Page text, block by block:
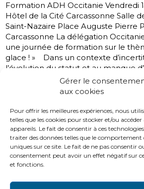
Gérer le
aux cookies
Pour offrir les meilleures expériences, nous
telles que les cookies pour stocker et/ou
appareils. Le fait de consentir à ces
traiter des données telles que le
uniques sur ce site. Le fait de ne pas consentir
consentement peut avoir un effet négatif sur
et fonctions.
Formation ADH Occitanie Vendredi
Hôtel de la Cité Carcassonne Salle
Saint-Nazaire Place Auguste Pierre
Carcassonne La délégation
une journée de formation sur le
glace ! » Dans un contexte
l’évolution du statut et au manque
métier de directeur, nombreux sont
s’interrogent sur des dispositifs
propose d’échanger sur ces sujets
26 Sep, 2024 A la une, Evénements,
« Précédent 1 … 3 4